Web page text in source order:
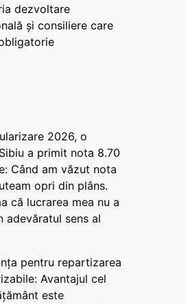
dezvoltare
și consiliere care
2026, o
a primit nota 8.70
Când am văzut nota
opri din plâns.
că lucrarea mea nu a
sens al
pentru repartizarea
Avantajul cel
este